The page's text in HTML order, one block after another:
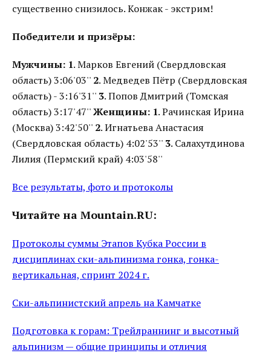
существенно снизилось. Конжак - экстрим!
Победители и призёры:
Мужчины: 1. Марков Евгений (Свердловская
область) 3:06'03'' 2. Медведев Пётр (Свердловская
область) - 3:16'31'' 3. Попов Дмитрий (Томская
область) 3:17'47''Женщины: 1. Рачинская Ирина
(Москва) 3:42'50'' 2. Игнатьева Анастасия
(Свердловская область) 4:02'53'' 3. Салахутдинова
Лилия (Пермский край) 4:03'58''
Все результаты, фото и протоколы
Читайте на Mountain.RU:
Протоколы суммы Этапов Кубка России в
дисциплинах ски-альпинизма гонка, гонка-
вертикальная, спринт 2024 г.
Ски-альпинистский апрель на Камчатке
Подготовка к горам: Трейлраннинг и высотный
альпинизм — общие принципы и отличия